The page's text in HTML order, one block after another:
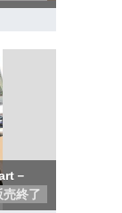
－
売終了